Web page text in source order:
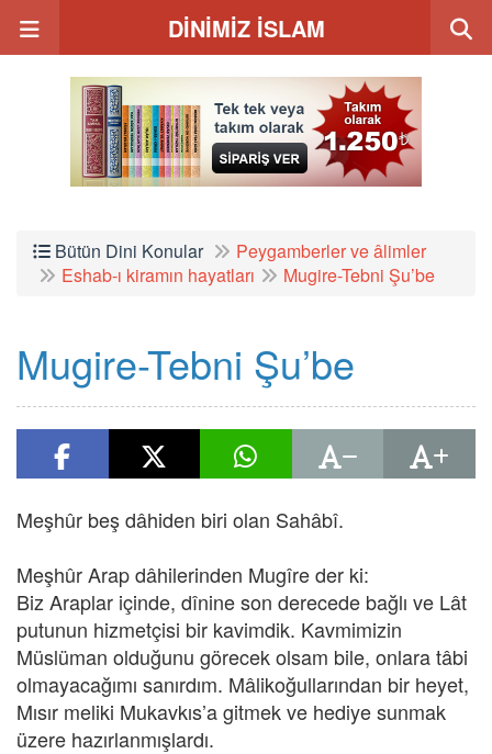
DİNİMİZ İSLAM
Bütün Dini Konular
Peygamberler ve âlimler
Eshab-ı kiramın hayatları
Mugire-Tebni Şu’be
Mugire-Tebni Şu’be
Meşhûr beş dâhiden biri olan Sahâbî.
Meşhûr Arap dâhilerinden Mugîre der ki:
Biz Araplar içinde, dînine son derecede bağlı ve Lât
putunun hizmetçisi bir kavimdik. Kavmimizin
Müslüman olduğunu görecek olsam bile, onlara tâbi
olmayacağımı sanırdım. Mâlikoğullarından bir heyet,
Mısır meliki Mukavkıs’a gitmek ve hediye sunmak
üzere hazırlanmışlardı.